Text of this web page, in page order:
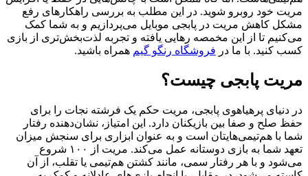
مریت خود روبرو شوید. در این مطلب به بررسی راهکارهای رفع
مشکل کاهش مریت در پابجی موبایل می‌پردازیم و به شما کمک
می‌کنیم تا از این مخمصه رهایی یافته و تجربه‌ ‌لذت‌بخش‌تری از بازی
کسب کنید. با ما در فروشگاه رنگو گیم همراه باشید.
مریت پابجی چیست؟
در دنیای پرهیاهوی پابجی، مریت حکم یک فرشته نجات را برای
حفظ صلح و صفا بین بازیکنان دارد. این امتیاز، نشان‌دهنده‌ رفتار
شما با هم‌تیمی‌هایتان است و به عنوان ابزاری برای سنجش میزان
تعهد شما به بازی دوستانه عمل می‌کند. مریت از ۱۰۰ شروع
می‌شود و با هر رفتار سمی، مانند کشتن هم‌تیمی یا تقلب، از آن